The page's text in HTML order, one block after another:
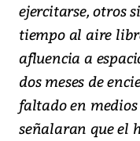
ejercitarse, otros
tiempo al aire
afluencia a
dos meses de
faltado en medios
señalaran que el